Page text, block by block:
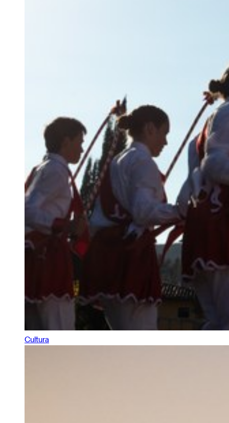
Cultura